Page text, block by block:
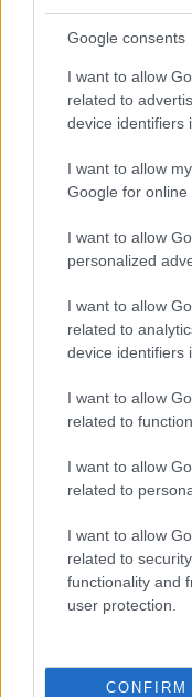
Google consents
I want to allow
related to
device identifiers
I want to allow
Google for online
I want to allow
personalized
I want to allow
related to
device identifiers
I want to allow
related to
I want to allow
related to
I want to allow
related to
functionality and
user protection.
CONFIRM